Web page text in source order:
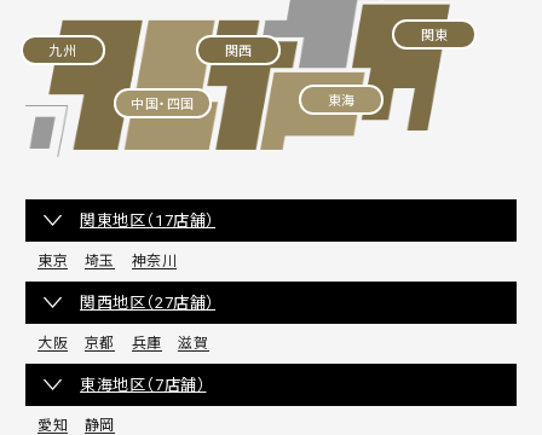
関東
東海
関西
中国・四国
九州
関東地区（17店舗）
東京 埼玉 神奈川
関西地区（27店舗）
大阪 京都 兵庫 滋賀
東海地区（7店舗）
愛知 静岡